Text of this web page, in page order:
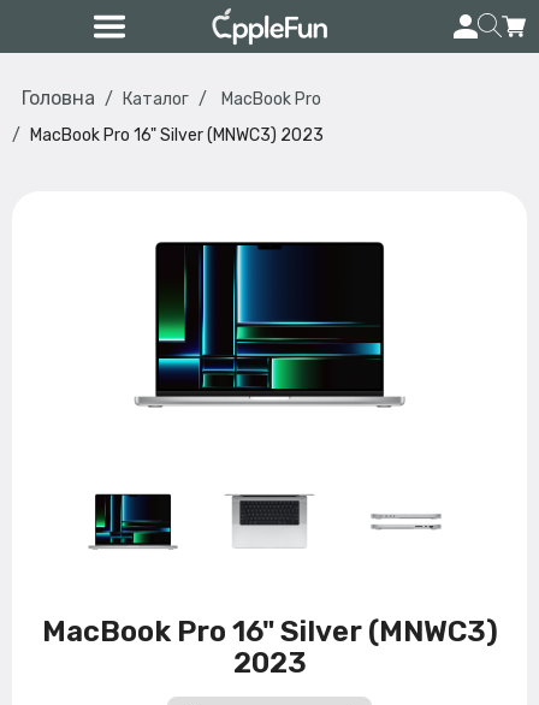
Головна Каталог
MacBook Pro
MacBook Pro 16" Silver (MNWC3) 2023
MacBook Pro 16" Silver (MNWC3)
2023